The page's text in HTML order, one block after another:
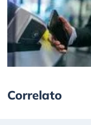
Correlato